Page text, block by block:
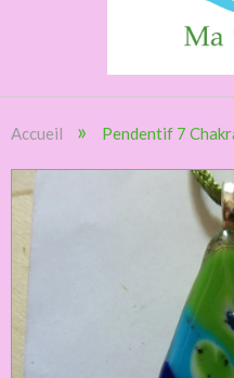
Accueil » Pendentif 7